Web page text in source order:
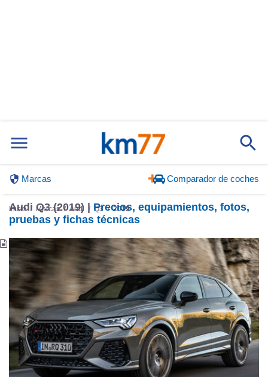
Marcas Comparador de coches
Inicio Marcas Audi Q3 2019
Audi Q3 (2019) | Precios, equipamientos, fotos,
pruebas y fichas técnicas